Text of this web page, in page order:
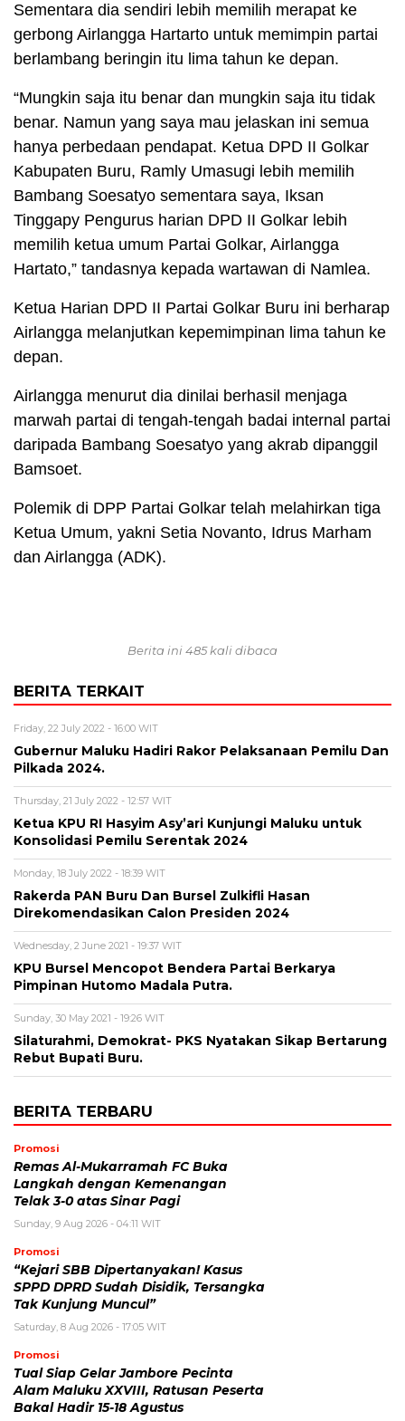
Sementara dia sendiri lebih memilih merapat ke
gerbong Airlangga Hartarto untuk memimpin partai
berlambang beringin itu lima tahun ke depan.
“Mungkin saja itu benar dan mungkin saja itu tidak
benar. Namun yang saya mau jelaskan ini semua
hanya perbedaan pendapat. Ketua DPD II Golkar
Kabupaten Buru, Ramly Umasugi lebih memilih
Bambang Soesatyo sementara saya, Iksan
Tinggapy Pengurus harian DPD II Golkar lebih
memilih ketua umum Partai Golkar, Airlangga
Hartato,” tandasnya kepada wartawan di Namlea.
Ketua Harian DPD II Partai Golkar Buru ini berharap
Airlangga melanjutkan kepemimpinan lima tahun ke
depan.
Airlangga menurut dia dinilai berhasil menjaga
marwah partai di tengah-tengah badai internal partai
daripada Bambang Soesatyo yang akrab dipanggil
Bamsoet.
Polemik di DPP Partai Golkar telah melahirkan tiga
Ketua Umum, yakni Setia Novanto, Idrus Marham
dan Airlangga (ADK).
Berita ini 485 kali dibaca
BERITA TERKAIT
Friday, 22 July 2022 - 16:00 WIT
Gubernur Maluku Hadiri Rakor Pelaksanaan Pemilu Dan
Pilkada 2024.
Thursday, 21 July 2022 - 12:57 WIT
Ketua KPU RI Hasyim Asy’ari Kunjungi Maluku untuk
Konsolidasi Pemilu Serentak 2024
Monday, 18 July 2022 - 18:39 WIT
Rakerda PAN Buru Dan Bursel Zulkifli Hasan
Direkomendasikan Calon Presiden 2024
Wednesday, 2 June 2021 - 19:37 WIT
KPU Bursel Mencopot Bendera Partai Berkarya
Pimpinan Hutomo Madala Putra.
Sunday, 30 May 2021 - 19:26 WIT
Silaturahmi, Demokrat- PKS Nyatakan Sikap Bertarung
Rebut Bupati Buru.
BERITA TERBARU
Promosi
Remas Al-Mukarramah FC Buka
Langkah dengan Kemenangan
Telak 3-0 atas Sinar Pagi
Sunday, 9 Aug 2026 - 04:11 WIT
Promosi
“Kejari SBB Dipertanyakan! Kasus
SPPD DPRD Sudah Disidik, Tersangka
Tak Kunjung Muncul”
Saturday, 8 Aug 2026 - 17:05 WIT
Promosi
Tual Siap Gelar Jambore Pecinta
Alam Maluku XXVIII, Ratusan Peserta
Bakal Hadir 15-18 Agustus